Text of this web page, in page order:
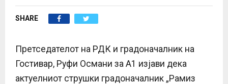
E
N
U
SHARE
Претседателот на РДК и градоначалник на
Гостивар, Руфи Османи за А1 изјави дека
актуелниот струшки градоначалник „Рамиз